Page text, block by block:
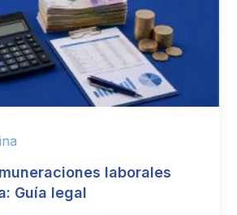
laborales
Guía legal